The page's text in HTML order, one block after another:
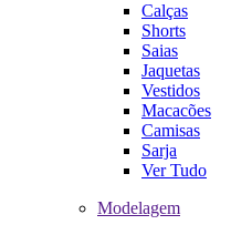
Calças
Shorts
Saias
Jaquetas
Vestidos
Macacões
Camisas
Sarja
Ver Tudo
Modelagem